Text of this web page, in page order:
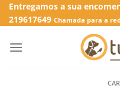
SkipEntregamos a sua
219617649 Chamada para a